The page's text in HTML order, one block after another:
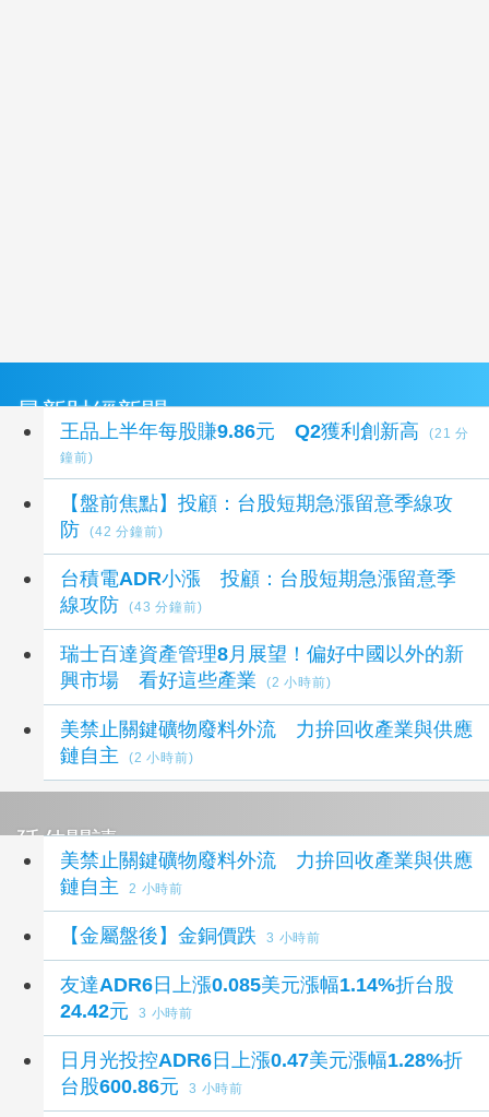
最新財經新聞
王品上半年每股賺9.86元 Q2獲利創新高
(21 分
鐘前)
【盤前焦點】投顧：台股短期急漲留意季線攻
防
(42 分鐘前)
台積電ADR小漲 投顧：台股短期急漲留意季
線攻防
(43 分鐘前)
瑞士百達資產管理8月展望！偏好中國以外的新
興市場 看好這些產業
(2 小時前)
美禁止關鍵礦物廢料外流 力拚回收產業與供應
鏈自主
(2 小時前)
延伸閱讀
美禁止關鍵礦物廢料外流 力拚回收產業與供應
鏈自主
2 小時前
【金屬盤後】金銅價跌 3 小時前
友達ADR6日上漲0.085美元漲幅1.14%折台股
24.42元
3 小時前
日月光投控ADR6日上漲0.47美元漲幅1.28%折
台股600.86元
3 小時前